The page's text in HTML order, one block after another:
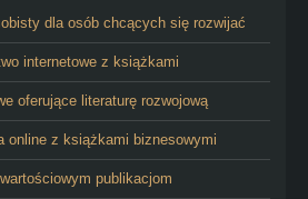
dla osób chcących się rozwijać
internetowe z książkami
oferujące literaturę rozwojową
online z książkami biznesowymi
publikacjom